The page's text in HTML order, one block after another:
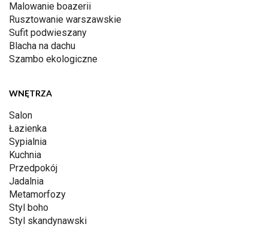
Malowanie boazerii
Rusztowanie warszawskie
Sufit podwieszany
Blacha na dachu
Szambo ekologiczne
WNĘTRZA
Salon
Łazienka
Sypialnia
Kuchnia
Przedpokój
Jadalnia
Metamorfozy
Styl boho
Styl skandynawski